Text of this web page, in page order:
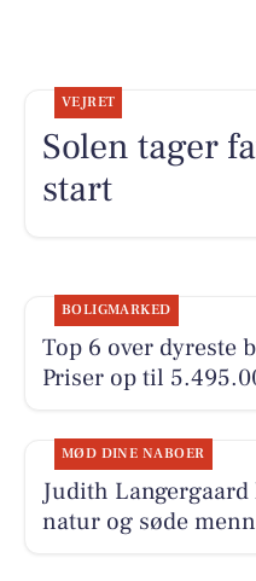
VEJRET
Solen tager
start
BOLIGMARKED
Top 6 over dyreste
Priser op til
MØD DINE NABOER
Judith
natur og søde